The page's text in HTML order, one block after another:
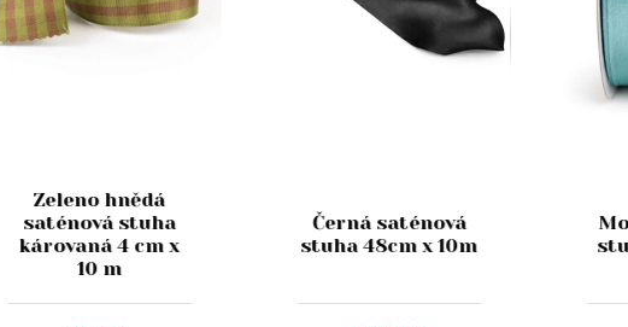
Zeleno hnědá
saténová stuha
károvaná 4 cm x
10 m
Černá saténová
stuha 48cm x 10m